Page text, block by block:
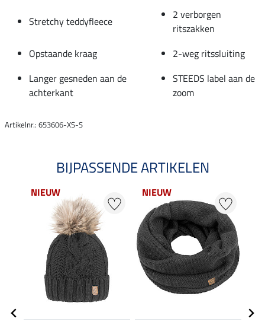
Stretchy teddyfleece
2 verborgen
ritszakken
Opstaande kraag
2-weg ritssluiting
Langer gesneden aan de
achterkant
STEEDS label aan de
zoom
Artikelnr.: 653606-XS-S
BIJPASSENDE ARTIKELEN
NIEUW NIEUW